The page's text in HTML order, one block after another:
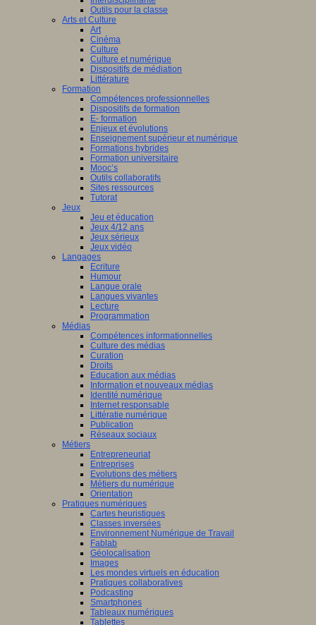
Outils pour la classe
Arts et Culture
Art
Cinéma
Culture
Culture et numérique
Dispositifs de médiation
Littérature
Formation
Compétences professionnelles
Dispositifs de formation
E- formation
Enjeux et évolutions
Enseignement supérieur et numérique
Formations hybrides
Formation universitaire
Mooc’s
Outils collaboratifs
Sites ressources
Tutorat
Jeux
Jeu et éducation
Jeux 4/12 ans
Jeux sérieux
Jeux vidéo
Langages
Ecriture
Humour
Langue orale
Langues vivantes
Lecture
Programmation
Médias
Compétences informationnelles
Culture des médias
Curation
Droits
Education aux médias
Information et nouveaux médias
Identité numérique
Internet responsable
Littératie numérique
Publication
Réseaux sociaux
Métiers
Entrepreneuriat
Entreprises
Evolutions des métiers
Métiers du numérique
Orientation
Pratiques numériques
Cartes heuristiques
Classes inversées
Environnement Numérique de Travail
Fablab
Géolocalisation
Images
Les mondes virtuels en éducation
Pratiques collaboratives
Podcasting
Smartphones
Tableaux numériques
Tablettes